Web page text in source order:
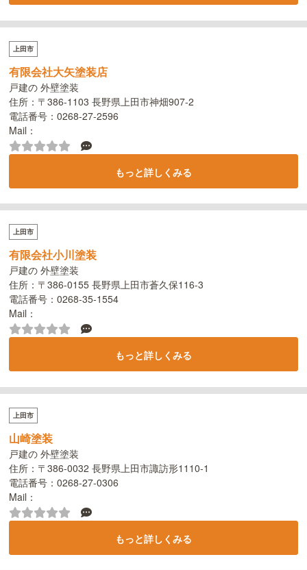
上田市
有限会社大矢塗装店
戸建の 外壁塗装
住所：〒386-1103 長野県上田市神畑907-2
電話番号：0268-27-2596
Mail：
もっと詳しくみる
上田市
有限会社小川塗装
戸建の 外壁塗装
住所：〒386-0155 長野県上田市蒼久保116-3
電話番号：0268-35-1554
Mail：
もっと詳しくみる
上田市
山崎塗装
戸建の 外壁塗装
住所：〒386-0032 長野県上田市諏訪形1110-1
電話番号：0268-27-0306
Mail：
もっと詳しくみる